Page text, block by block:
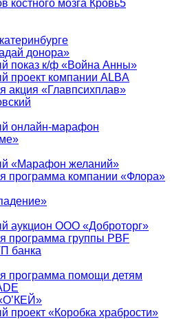
костного мозга Кровь5
донора»
показ к/ф «Война Анны»
проект компании ALBA
акция «Главпсихплав»
онлайн‑марафон
«Марафон желаний»
программа компании «Флора»
аукцион ООО «Доброторг»
программа группы PBF
банка
программа помощи детям
проект «Коробка храбрости»